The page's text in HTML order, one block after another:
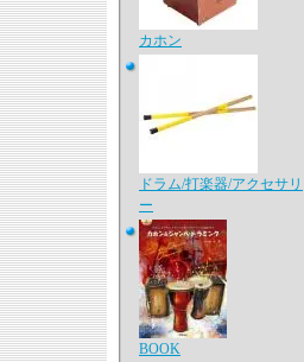
カホン
ドラム/打楽器/アクセサリ
ー
BOOK